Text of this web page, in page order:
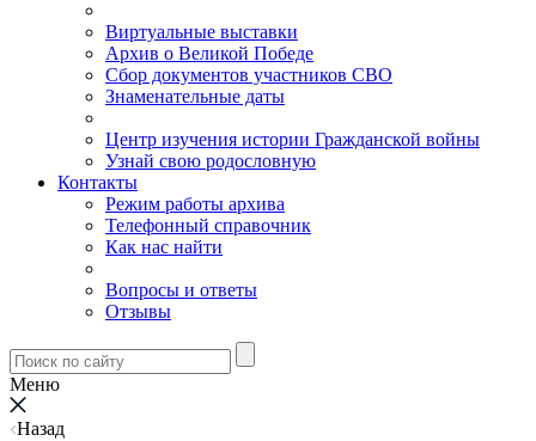
Виртуальные выставки
Архив о Великой Победе
Сбор документов участников СВО
Знаменательные даты
Центр изучения истории Гражданской войны
Узнай свою родословную
Контакты
Режим работы архива
Телефонный справочник
Как нас найти
Вопросы и ответы
Отзывы
Меню
Назад